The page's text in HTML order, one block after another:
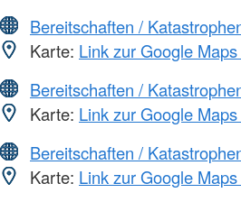
Bereitschaften /
Karte: Link zur Google
Bereitschaften /
Karte: Link zur Google
Bereitschaften /
Karte: Link zur Google